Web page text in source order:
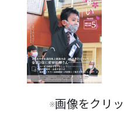
※画像をクリッ